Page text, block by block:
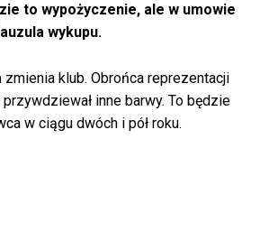
to wypożyczenie, ale w umowie
wykupu.
zmienia klub. Obrońca reprezentacji
inne barwy. To będzie
w ciągu dwóch i pół roku.